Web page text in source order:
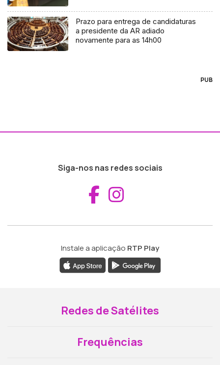
Prazo para entrega de candidaturas
a presidente da AR adiado
novamente para as 14h00
PUB
Siga-nos nas redes sociais
Aceder ao
Instale a aplicação RTP Play
Redes de Satélites
Frequências